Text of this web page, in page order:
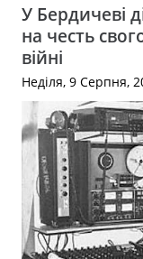
У Бердичеві
на честь
війні
Неділя, 9 Серпня,